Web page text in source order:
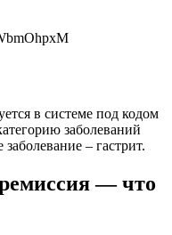
в системе под кодом
заболеваний
– гастрит.
— что